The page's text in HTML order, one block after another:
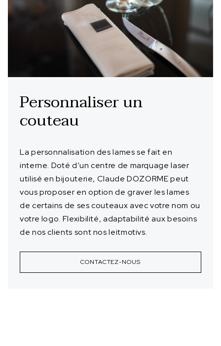
Personnaliser un
couteau
La personnalisation des lames se fait en
interne. Doté d’un centre de marquage laser
utilisé en bijouterie, Claude DOZORME peut
vous proposer en option de graver les lames
de certains de ses couteaux avec votre nom ou
votre logo. Flexibilité, adaptabilité aux besoins
de nos clients sont nos leitmotivs.
CONTACTEZ-NOUS